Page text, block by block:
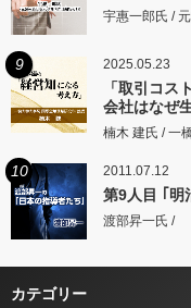
宇惠一郎氏 /
9 2025.05.23
「取引コ
会社はなぜ
楠木 建氏 / 一
10 2011.07.12
第9人目 ｢明
渡部昇一氏 /
カテゴリー